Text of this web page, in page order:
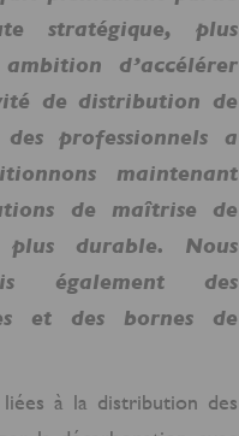
stratégique, plus
d’accélérer
de distribution de
professionnels a
maintenant
de maîtrise de
durable. Nous
également des
et des bornes de
à la distribution des